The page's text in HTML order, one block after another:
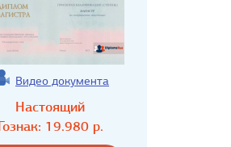
Видео документа
Настоящий
19.980р.